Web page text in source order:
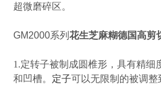
超微磨碎区。
GM2000系列花生芝麻糊德国高剪
1.定转子被制成圆椎形，具有精细
和凹槽。 定子可以无限制的被调